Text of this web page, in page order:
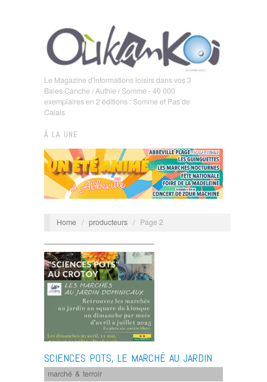
Le Magazine d'informations loisirs dans vos 3
Baies Canche / Authie / Somme - 40 000
exemplaires en 2 éditions : Somme et Pas de
Calais
À LA UNE
Home / producteurs / Page 2
SCIENCES POTS, LE MARCHÉ AU JARDIN
marché & terroir